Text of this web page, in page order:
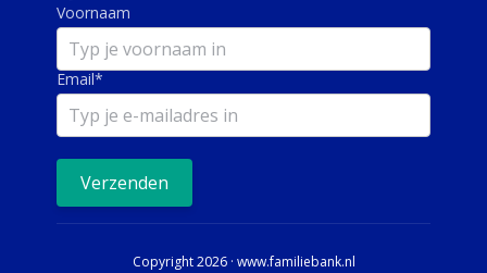
Voornaam
Email*
Verzenden
Copyright 2026 · www.familiebank.nl